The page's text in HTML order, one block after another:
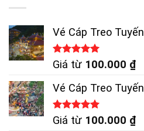
Vé Cáp Treo
Được xếp
Giá từ 100.000 ₫
Vé Cáp Treo
Được xếp
Giá từ 100.000 ₫